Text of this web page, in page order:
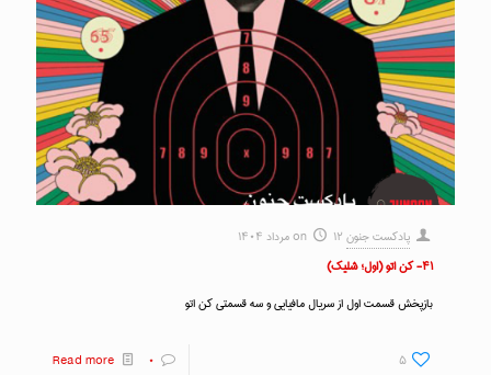
پادکست جنون on
۱۲ مرداد ۱۴۰۴
۴۱- کن اتو (اول؛ شلیک)
بازپخش قسمت اول از سریال مافیایی و سه قسمتی کن اتو
۵ ۰ Read more